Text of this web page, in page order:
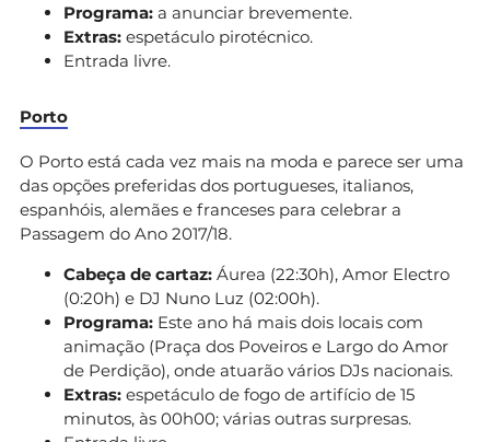
Programa: a anunciar brevemente.
Extras: espetáculo pirotécnico.
Entrada livre.
Porto
O Porto está cada vez mais na moda e parece ser uma
das opções preferidas dos portugueses, italianos,
espanhóis, alemães e franceses para celebrar a
Passagem do Ano 2017/18.
Cabeça de cartaz: Áurea (22:30h), Amor Electro
(0:20h) e DJ Nuno Luz (02:00h).
Programa: Este ano há mais dois locais com
animação (Praça dos Poveiros e Largo do Amor
de Perdição), onde atuarão vários DJs nacionais.
Extras: espetáculo de fogo de artifício de 15
minutos, às 00h00; várias outras surpresas.